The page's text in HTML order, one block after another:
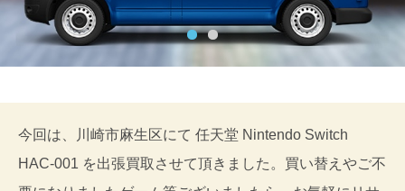
今回は、川崎市麻生区にて 任天堂 Nintendo Switch
HAC-001 を出張買取させて頂きました。買い替えやご不